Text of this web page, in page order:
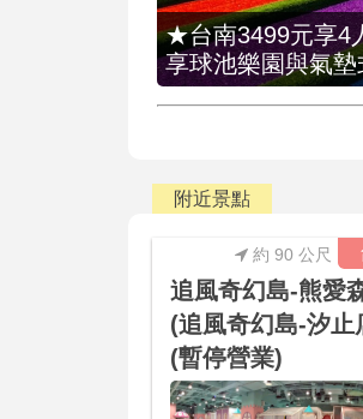
★台南3499元享4
享球池樂園與氣
附近景點
約 90 公尺
追風奇幻島-熊愛
(追風奇幻島-汐止
(暫停營業)